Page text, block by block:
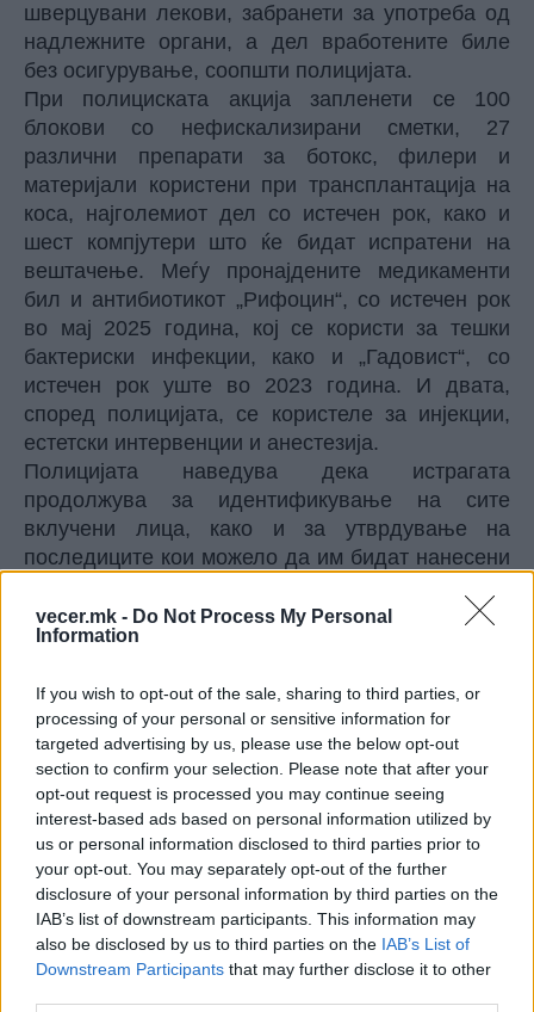
vecer.mk - Do Not Process My Personal
Information
If you wish to opt-out of the sale, sharing to third parties, or
processing of your personal or sensitive information for
targeted advertising by us, please use the below opt-out
section to confirm your selection. Please note that after your
opt-out request is processed you may continue seeing
interest-based ads based on personal information utilized by
us or personal information disclosed to third parties prior to
your opt-out. You may separately opt-out of the further
disclosure of your personal information by third parties on the
IAB’s list of downstream participants. This information may
also be disclosed by us to third parties on the IAB’s List of
Downstream Participants that may further disclose it to other
шверцувани лекови, забранети за употреба од
надлежните органи, а дел вработените биле
без осигурување, соопшти полицијата.
При полициската акција запленети се 100
блокови со нефискализирани сметки, 27
различни препарати за ботокс, филери и
материјали користени при трансплантација на
коса, најголемиот дел со истечен рок, како и
шест компјутери што ќе бидат испратени на
вештачење. Меѓу пронајдените медикаменти
бил и антибиотикот „Рифоцин“, со истечен рок
во мај 2025 година, кој се користи за тешки
бактериски инфекции, како и „Гадовист“, со
истечен рок уште во 2023 година. И двата,
според полицијата, се користеле за инјекции,
естетски интервенции и анестезија.
Полицијата наведува дека истрагата
продолжува за идентификување на сите
вклучени лица, како и за утврдување на
последиците кои можело да им бидат нанесени
земји, поради користење на истечени
медикаменти.
Измир (Турција). Тој беше назначен за почесен
конзул пред 2 години, со потпис на тогашниот
министер за надворешни работи на Македонија,
Бујар Османи. Истовремено е и претседател на
Советот за бизнис Турција-Северна Македонија
при Советот за надворешни економски односи
(ДЕИК) од 2018 година. Тој е и член на
Стопанската комора Албанија-Турција, објави
Шќиптарја.
© Vecer.mk, правата за текстот се на редакцијата